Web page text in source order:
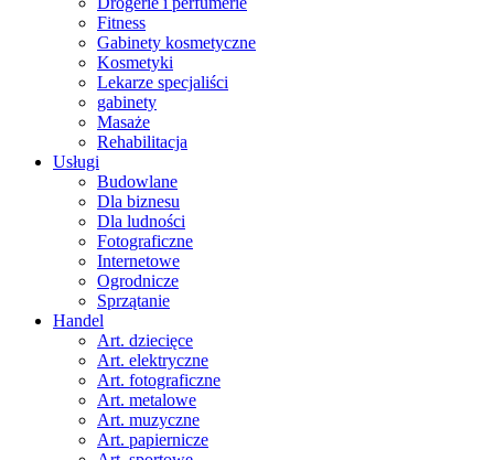
Fitness
Gabinety kosmetyczne
Kosmetyki
Lekarze specjaliści
gabinety
Masaże
Rehabilitacja
Usługi
Budowlane
Dla biznesu
Dla ludności
Fotograficzne
Internetowe
Ogrodnicze
Sprzątanie
Handel
Art. dziecięce
Art. elektryczne
Art. fotograficzne
Art. metalowe
Art. muzyczne
Art. papiernicze